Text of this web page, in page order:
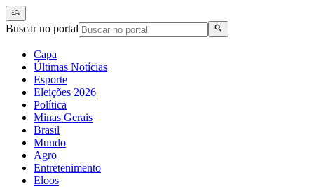
Buscar no portal
Capa
Últimas Notícias
Esporte
Eleições 2026
Política
Minas Gerais
Brasil
Mundo
Agro
Entretenimento
Eloos